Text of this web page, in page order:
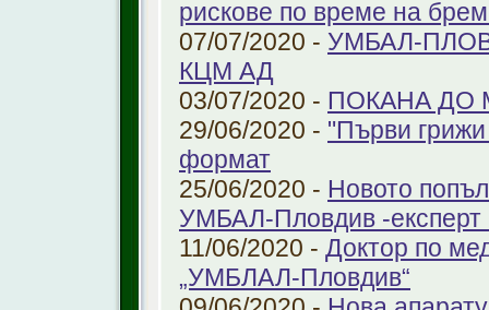
рискове по време на
07/07/2020 - УМБАЛ-
КЦМ АД
03/07/2020 - ПОКАНА ДО
29/06/2020 - "Първи
формат
25/06/2020 - Новото
УМБАЛ-Пловдив -експерт
11/06/2020 - Доктор по
„УМБЛАЛ-Пловдив“